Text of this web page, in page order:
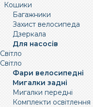
Кошики
Багажники
Захист велосипеда
Дзеркала
Для насосів
Світло
Світло
Фари велосипедні
Мигалки задні
Мигалки передні
Комплекти освітлення